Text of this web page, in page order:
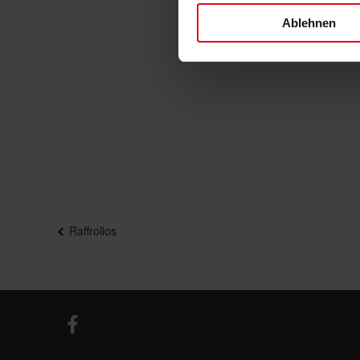
Ablehnen
Beitragsnavigation
Raffrollos